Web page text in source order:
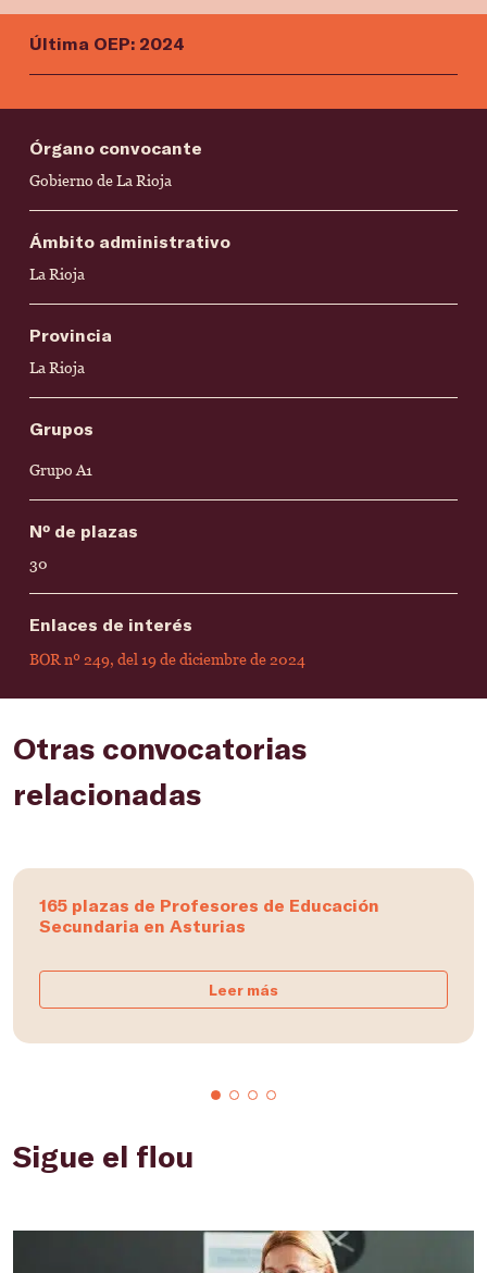
Última OEP: 2024
Órgano convocante
Gobierno de La Rioja
Ámbito administrativo
La Rioja
Provincia
La Rioja
Grupos
Grupo A1
Nº de plazas
30
Enlaces de interés
BOR nº 249, del 19 de diciembre de 2024
Otras convocatorias
relacionadas
165 plazas de Profesores de Educación
Secundaria en Asturias
Leer más
Sigue el flou